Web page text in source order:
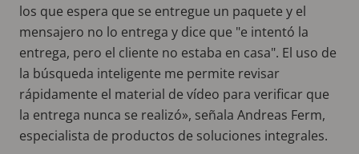
los que espera que se entregue un paquete y el
mensajero no lo entrega y dice que "e intentó la
entrega, pero el cliente no estaba en casa". El uso de
la búsqueda inteligente me permite revisar
rápidamente el material de vídeo para verificar que
la entrega nunca se realizó», señala Andreas Ferm,
especialista de productos de soluciones integrales.